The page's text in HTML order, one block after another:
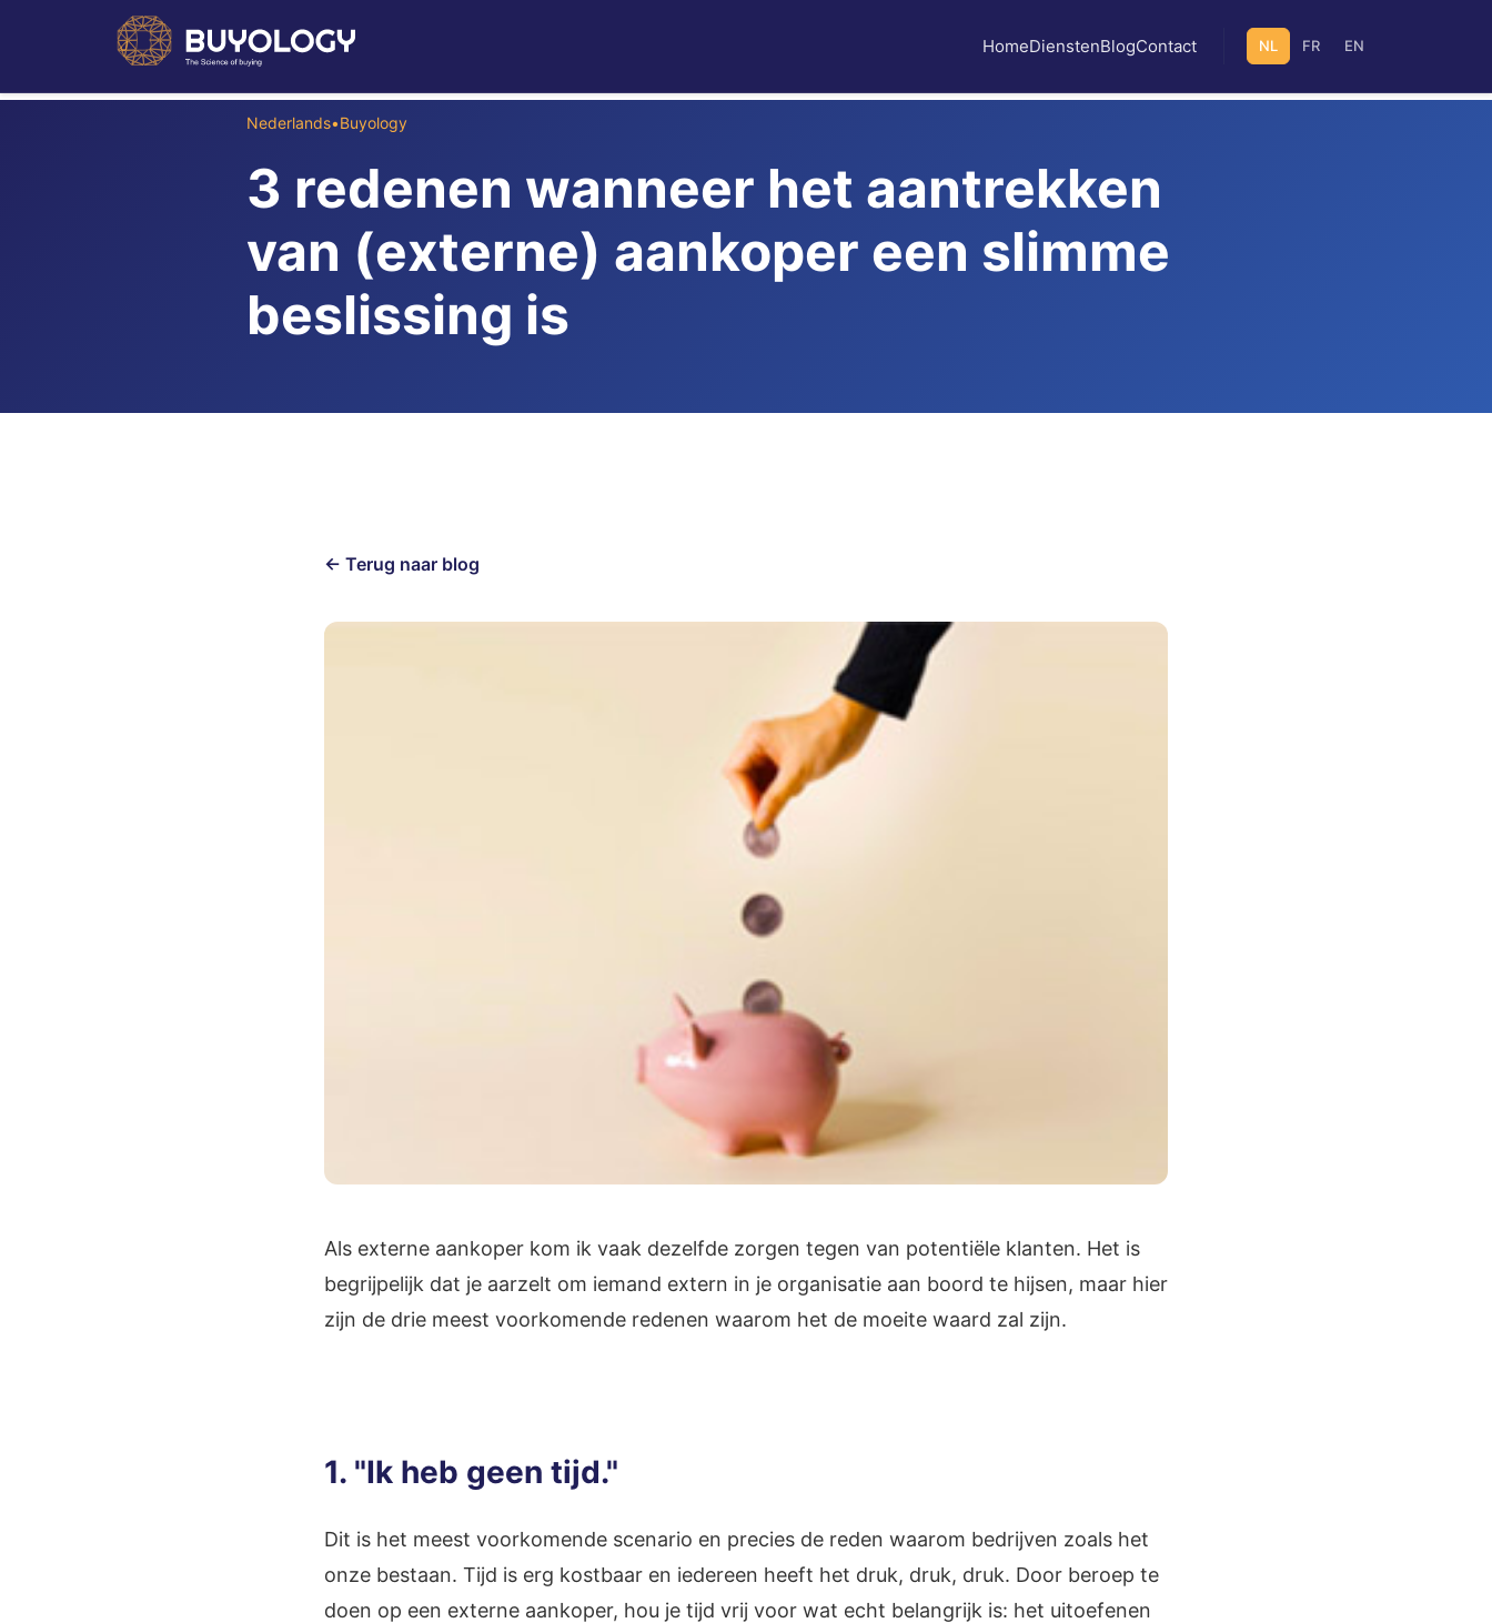
HomeDienstenBlogContact NL FR EN
Nederlands•Buyology
3 redenen wanneer het aantrekken
van (externe) aankoper een slimme
beslissing is
← Terug naar blog
Als externe aankoper kom ik vaak dezelfde zorgen tegen van potentiële klanten. Het is
begrijpelijk dat je aarzelt om iemand extern in je organisatie aan boord te hijsen, maar hier
zijn de drie meest voorkomende redenen waarom het de moeite waard zal zijn.
1. "Ik heb geen tijd."
Dit is het meest voorkomende scenario en precies de reden waarom bedrijven zoals het
onze bestaan. Tijd is erg kostbaar en iedereen heeft het druk, druk, druk. Door beroep te
doen op een externe aankoper, hou je tijd vrij voor wat echt belangrijk is: het uitoefenen